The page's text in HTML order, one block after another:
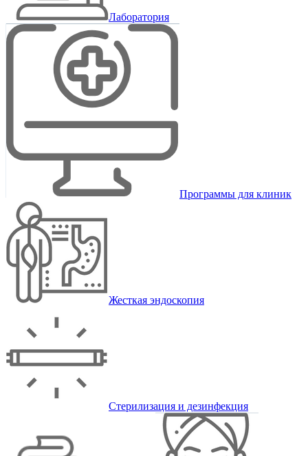
Лаборатория
Программы для клиник
Жесткая эндоскопия
Стерилизация и дезинфекция